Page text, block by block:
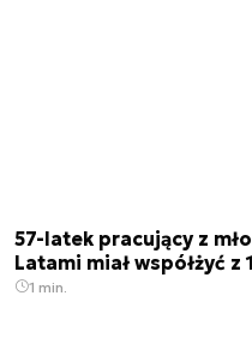
57-latek pracujący z
Latami miał współżyć z
1 min.